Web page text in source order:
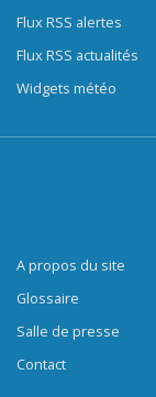
Flux RSS alertes
Flux RSS actualités
Widgets météo
A propos du site
Glossaire
Salle de presse
Contact